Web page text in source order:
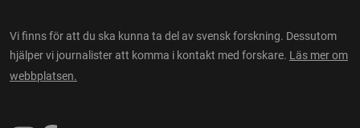
Vi finns för att du ska kunna ta del av svensk forskning. Dessutom
hjälper vi journalister att komma i kontakt med forskare. Läs mer om
webbplatsen.